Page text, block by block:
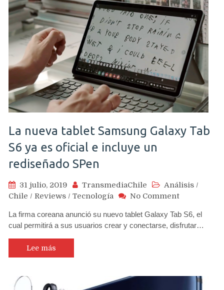
actualiza
parche
de
Android
de
agosto
y
suma
mejoras
a
su
La nueva tablet Samsung Galaxy Tab
S6 ya es oficial e incluye un
rediseñado SPen
31 julio, 2019 TransmediaChile Análisis /
Chile / Reviews / Tecnología No Commenton
nueva
tablet
ya
La firma coreana anunció su nuevo tablet Galaxy Tab S6, el
cual permitirá a sus usuarios crear y conectarse, disfrutar…
Lee más